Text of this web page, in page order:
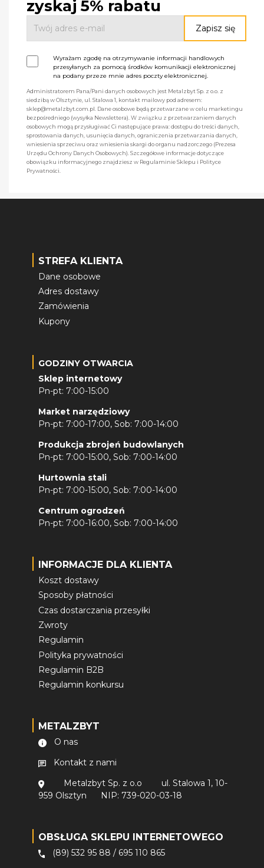
zyskaj 5% rabatu
Wyrażam zgodę na otrzymywanie informacji handlowych
przesyłanych za pomocą środków komunikacji elektronicznej
na podany przeze mnie adres poczty elektronicznej.
Administratorem Pana/Pani danych osobowych jest Metalzbyt Sp. z o.o. z
siedzibą w Olsztynie, ul. Stalowa 1, kontakt mailowy pod adresem:
sklep@metalzbyt.com.pl. Dane osobowe będą przetwarzane w celu marketingu
bezpośredniego (wysyłka Newslettera). W związku z przetwarzaniem danych
osobowych mogą przysługiwać Ci następujące prawa: dostępu do treści danych,
sprostowania danych, usunięcia danych, ograniczenia przetwarzania danych,
wniesienia sprzeciwu oraz wniesienia skargi do organu nadzorczego (Prezesa
Urzędu Ochrony Danych Osobowych). Szczegółowe informacje dotyczące
obowiązku informacyjnego znajdziesz w Regulaminie Sklepu i Polityce
Prywatności.
STREFA KLIENTA
Dane osobowe
Adres dostawy
Zamówienia
Kupony
GODZINY OTWARCIA
Sklep internetowy
Pn-pt: 7:00-15:00
Market narzędziowy
Pn-pt: 7:00-17:00, Sob: 7:00-14:00
Produkcja zbrojeń budowlanych
Pn-pt: 7:00-15:00, Sob: 7:00-14:00
Hurtownia stali
Pn-pt: 7:00-15:00, Sob: 7:00-14:00
Centrum ogrodzeń
Pn-pt: 7:00-16:00, Sob: 7:00-14:00
INFORMACJE DLA KLIENTA
Koszt dostawy
Sposoby płatności
Czas dostarczania przesyłki
Zwroty
Regulamin
Polityka prywatności
Regulamin B2B
Regulamin konkursu
METALZBYT
O nas
Kontakt z nami
Metalzbyt Sp. z o.o
ul. Stalowa 1, 10-
959 Olsztyn
NIP: 739-020-03-18
OBSŁUGA SKLEPU INTERNETOWEGO
(89) 532 95 88 / 695 110 865